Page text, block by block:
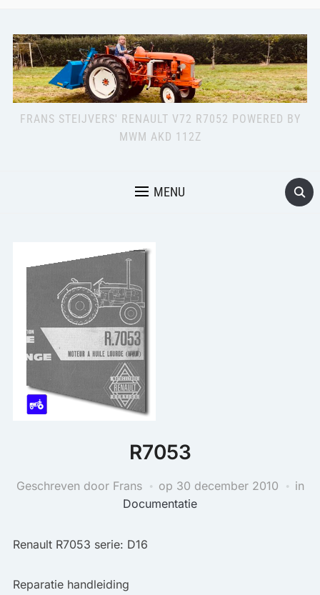
FRANS STEIJVERS' RENAULT V72 R7052 POWERED BY
MWM AKD 112Z
MENU
R7053
Geschreven door Frans op 30 december 2010
in
Documentatie
Renault R7053 serie: D16
Reparatie handleiding